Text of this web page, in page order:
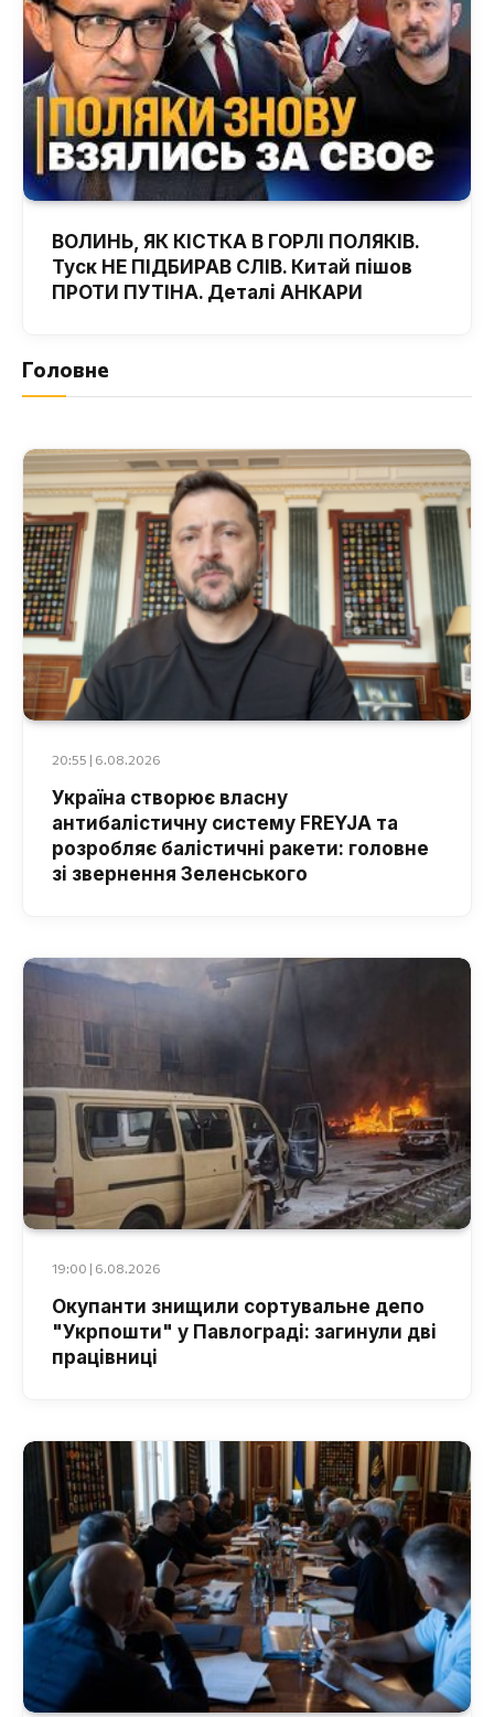
ВОЛИНЬ, ЯК КІСТКА В ГОРЛІ ПОЛЯКІВ.
Туск НЕ ПІДБИРАВ СЛІВ. Китай пішов
ПРОТИ ПУТІНА. Деталі АНКАРИ
Головне
20:55 | 6.08.2026
Україна створює власну
антибалістичну систему FREYJA та
розробляє балістичні ракети: головне
зі звернення Зеленського
19:00 | 6.08.2026
Окупанти знищили сортувальне депо
"Укрпошти" у Павлограді: загинули дві
працівниці